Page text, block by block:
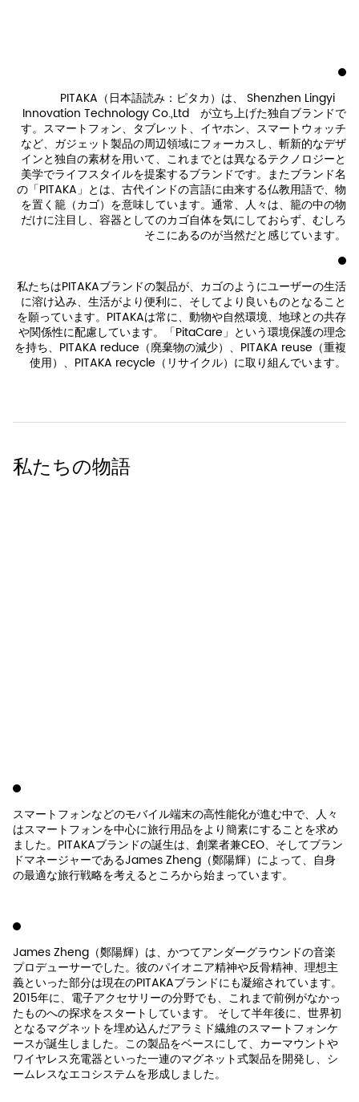
PITAKA（日本語読み：ピタカ）は、 Shenzhen Lingyi
Innovation Technology Co.,Ltd が立ち上げた独自ブランドで
す。スマートフォン、タブレット、イヤホン、スマートウォッチ
など、ガジェット製品の周辺領域にフォーカスし、斬新的なデザ
インと独自の素材を用いて、これまでとは異なるテクノロジーと
美学でライフスタイルを提案するブランドです。またブランド名
の「PITAKA」とは、古代インドの言語に由来する仏教用語で、物
を置く籠（カゴ）を意味しています。通常、人々は、籠の中の物
だけに注目し、容器としてのカゴ自体を気にしておらず、むしろ
そこにあるのが当然だと感じています。
私たちはPITAKAブランドの製品が、カゴのようにユーザーの生活
に溶け込み、生活がより便利に、そしてより良いものとなること
を願っています。PITAKAは常に、動物や自然環境、地球との共存
や関係性に配慮しています。「PitaCare」という環境保護の理念
を持ち、PITAKA reduce（廃棄物の減少）、PITAKA reuse（重複
使用）、PITAKA recycle（リサイクル）に取り組んでいます。
私たちの物語
スマートフォンなどのモバイル端末の高性能化が進む中で、人々
はスマートフォンを中心に旅行用品をより簡素にすることを求め
ました。PITAKAブランドの誕生は、創業者兼CEO、そしてブラン
ドマネージャーであるJames Zheng（鄭陽輝）によって、自身
の最適な旅行戦略を考えるところから始まっています。
James Zheng（鄭陽輝）は、かつてアンダーグラウンドの音楽
プロデューサーでした。彼のパイオニア精神や反骨精神、理想主
義といった部分は現在のPITAKAブランドにも凝縮されています。
2015年に、電子アクセサリーの分野でも、これまで前例がなかっ
たものへの探求をスタートしています。 そして半年後に、世界初
となるマグネットを埋め込んだアラミド繊維のスマートフォンケ
ースが誕生しました。この製品をベースにして、カーマウントや
ワイヤレス充電器といった一連のマグネット式製品を開発し、シ
ームレスなエコシステムを形成しました。